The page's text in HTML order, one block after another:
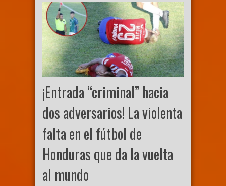
¡Entrada “criminal” hacia
dos adversarios! La violenta
falta en el fútbol de
Honduras que da la vuelta
al mundo